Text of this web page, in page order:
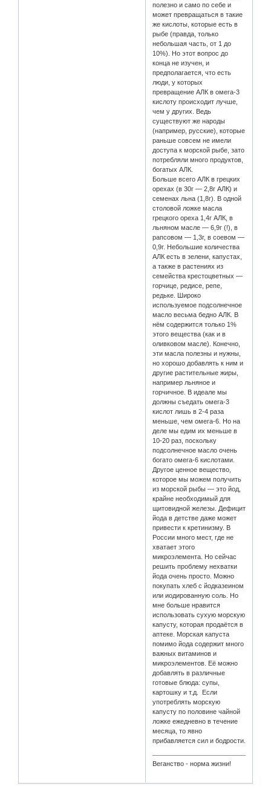
полезно и само по себе и
может превращаться в такие
же кислоты, которые есть в
рыбе (правда, только
небольшая часть, от 1 до
10%). Но этот вопрос до
конца не изучен, и
предполагается, что есть
люди, у которых
превращение АЛК в омега-3
кислоту происходит лучше,
чем у других. Ведь
существуют же народы
(например, русские), которые
раньше совсем не имели
доступа к морской рыбе, зато
потребляли много продуктов,
богатых АЛК.
Больше всего АЛК в грецких
орехах (в 30г — 2,8г АЛК) и
семенах льна (1,8г). В одной
столовой ложке масла
грецкого ореха 1,4г АЛК, в
льняном масле — 6,9г (!), в
рапсовом — 1,3г, в соевом —
0,9г. Небольшие количества
АЛК есть в зелени, капустах,
а также в растениях из
семейства крестоцветных —
горчице, редисе, репе,
редьке. Широко
используемое подсолнечное
масло весьма бедно АЛК. В
нём содержится только 1%
этого вещества (как и в
оливковом масле). Конечно,
эти масла полезны и нужны,
но хорошо добавлять к ним и
другие растительные жиры,
например льняное и
горчичное. В идеале мы
должны съедать омега-3
кислот лишь в 2-4 раза
меньше, чем омега-6. Но на
деле мы едим их меньше в
10-20 раз, поскольку
подсолнечное масло очень
богато омега-6 кислотами.
Другое ценное вещество,
которое мы можем получить
из морской рыбы — это йод,
крайне необходимый для
щитовидной железы. Дефицит
йода в детстве даже может
привести к кретинизму. В
России много мест, где не
хватает этого
микроэлемента. Но сейчас
решить проблему нехватки
йода очень просто. Можно
покупать хлеб с йодказеином
или иодированную соль. Но
мне больше нравится
использовать сухую морскую
капусту, которая продаётся в
аптеке. Морская капуста
помимо йода содержит много
важных витаминов и
микроэлементов. Её можно
добавлять в различные
готовые блюда: супы,
картошку и т.д. Если
употреблять морскую
капусту по половине чайной
ложке ежедневно в течение
месяца, то явно
прибавляется сил и бодрости.
Веганство - норма жизни!